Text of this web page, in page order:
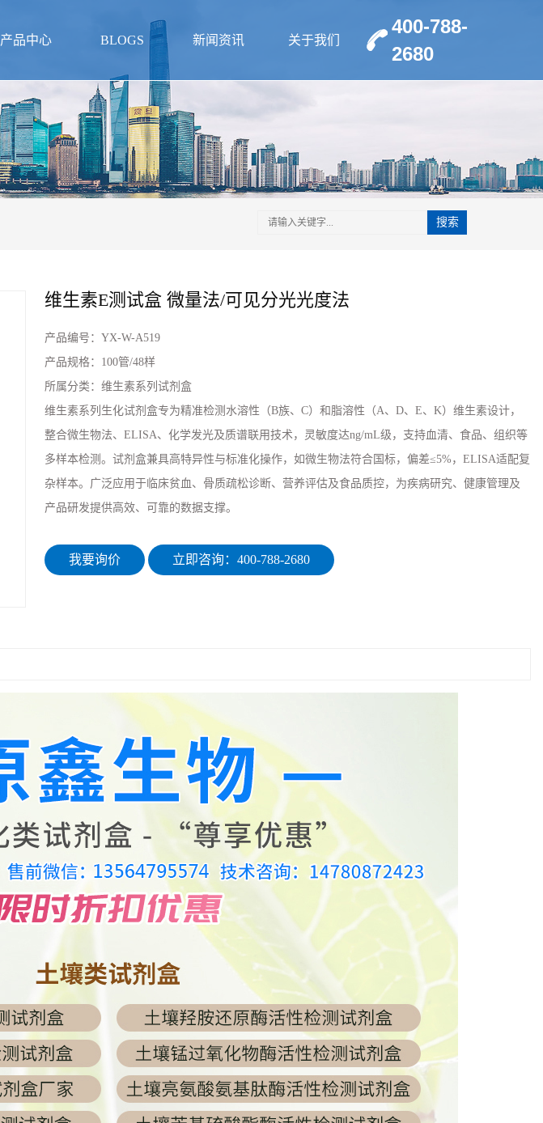
产品中心 BLOGS 新闻资讯 关于我们
400-788-
2680
搜索
维生素E测试盒 微量法/可见分光光度法
产品编号： YX-W-A519
产品规格： 100管/48样
所属分类： 维生素系列试剂盒
维生素系列生化试剂盒专为精准检测水溶性（B族、C）和脂溶性（A、D、E、K）维生素设计，
整合微生物法、ELISA、化学发光及质谱联用技术，灵敏度达ng/mL级，支持血清、食品、组织等
多样本检测。试剂盒兼具高特异性与标准化操作，如微生物法符合国标，偏差≤5%，ELISA适配复
杂样本。广泛应用于临床贫血、骨质疏松诊断、营养评估及食品质控，为疾病研究、健康管理及
产品研发提供高效、可靠的数据支撑。
我要询价 立即咨询：400-788-2680